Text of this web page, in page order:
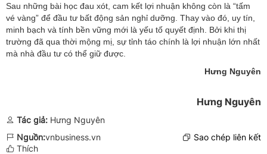
Sau những bài học đau xót, cam kết lợi nhuận không còn là “tấm
vé vàng” để đầu tư bất động sản nghỉ dưỡng. Thay vào đó, uy tín,
minh bạch và tính bền vững mới là yếu tố quyết định. Bởi khi thị
trường đã qua thời mộng mị, sự tỉnh táo chính là lợi nhuận lớn nhất
mà nhà đầu tư có thể giữ được.
Hưng Nguyên
Hưng Nguyên
Tác giả: Hưng Nguyên
Nguồn:vnbusiness.vn
Sao chép liên kết
Thích